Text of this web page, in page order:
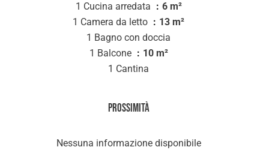
1 Cucina arredata
6 m²
1 Camera da letto
13 m²
1 Bagno con doccia
1 Balcone
10 m²
1 Cantina
Prossimità
Nessuna informazione disponibile